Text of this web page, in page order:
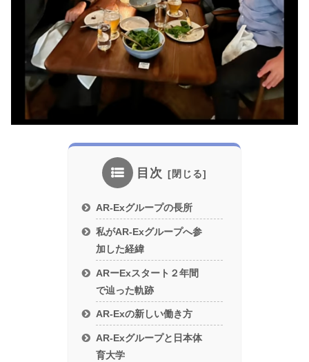
目次
AR-Exグループの長所
私がAR-Exグループへ参
加した経緯
ARーExスタート２年間
で辿った軌跡
AR-Exの新しい働き方
AR-Exグループと日本体
育大学